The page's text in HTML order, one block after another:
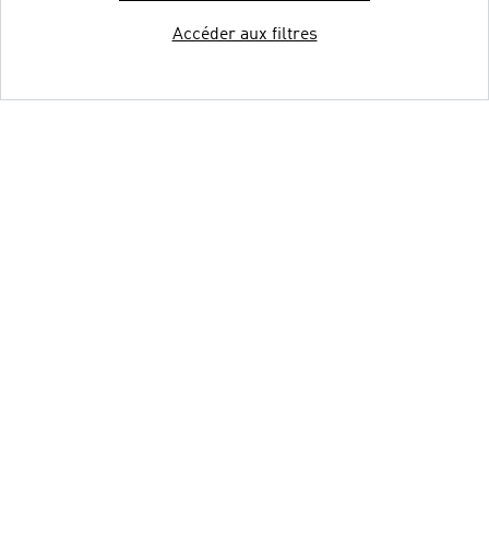
Accéder aux filtres